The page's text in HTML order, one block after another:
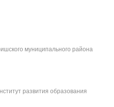
муниципального района
развития образования